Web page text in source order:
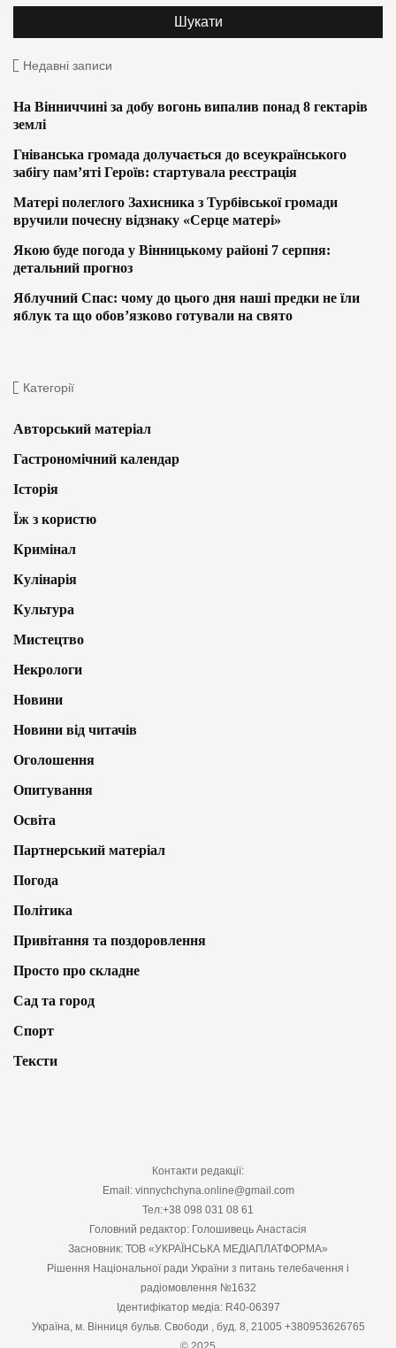
Недавні записи
На Вінниччині за добу вогонь випалив понад 8 гектарів
землі
Гніванська громада долучається до всеукраїнського
забігу пам’яті Героїв: стартувала реєстрація
Матері полеглого Захисника з Турбівської громади
вручили почесну відзнаку «Серце матері»
Якою буде погода у Вінницькому районі 7 серпня:
детальний прогноз
Яблучний Спас: чому до цього дня наші предки не їли
яблук та що обов’язково готували на свято
Категорії
Авторський матеріал
Гастрономічний календар
Історія
Їж з користю
Кримінал
Кулінарія
Культура
Мистецтво
Некрологи
Новини
Новини від читачів
Оголошення
Опитування
Освіта
Партнерський матеріал
Погода
Політика
Привітання та поздоровлення
Просто про складне
Сад та город
Спорт
Тексти
Контакти редакції:
Email: vinnychchyna.online@gmail.com
Тел:+38 098 031 08 61
Головний редактор: Голошивець Анастасія
Засновник: ТОВ «УКРАЇНСЬКА МЕДІАПЛАТФОРМА»
Рішення Національної ради України з питань телебачення і
радіомовлення №1632
Ідентифікатор медіа: R40-06397
Україна, м. Вінниця бульв. Свободи , буд. 8, 21005 +380953626765